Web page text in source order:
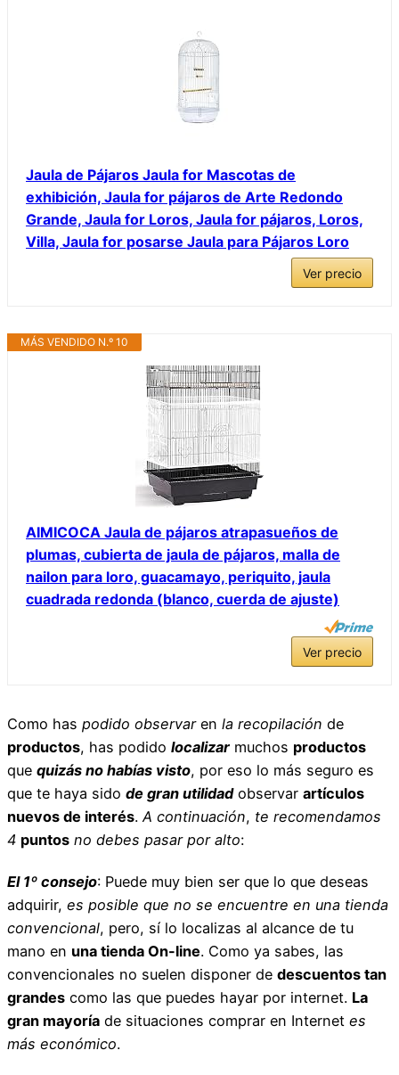
Jaula de Pájaros Jaula for Mascotas de
exhibición, Jaula for pájaros de Arte Redondo
Grande, Jaula for Loros, Jaula for pájaros, Loros,
Villa, Jaula for posarse Jaula para Pájaros Loro
Ver precio
MÁS VENDIDO N.º 10
AIMICOCA Jaula de pájaros atrapasueños de
plumas, cubierta de jaula de pájaros, malla de
nailon para loro, guacamayo, periquito, jaula
cuadrada redonda (blanco, cuerda de ajuste)
Ver precio
Como has podido observaren la recopilación de
productos, has podido localizar muchos productos
que quizás no habías visto, por eso lo más seguro es
que te haya sido de gran utilidadobservar artículos
nuevos de interés. A continuación, te recomendamos
4 puntos no debes pasar por alto:
El 1º consejo: Puede muy bien ser que lo que deseas
adquirir, es posible que no se encuentre en una tienda
convencional, pero, sí lo localizas al alcance de tu
mano en una tienda On-line. Como ya sabes, las
convencionales no suelen disponer de descuentos tan
grandes como las que puedes hayar por internet. La
gran mayoría de situaciones comprar en Internet es
más económico.